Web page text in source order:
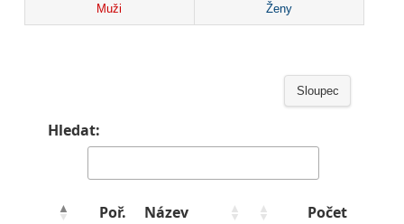
Muži Ženy
Sloupec
Hledat:
Poř. Název
Počet